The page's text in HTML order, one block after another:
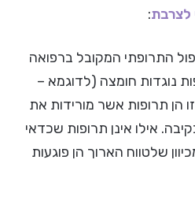
לצרבת:
התרופתי המקובל ברפואה
נוגדות חומצה (לדוגמא –
הן תרופות אשר מורידות את
אילו אינן תרופות שכדאי
שלטווח הארוך הן פוגעות